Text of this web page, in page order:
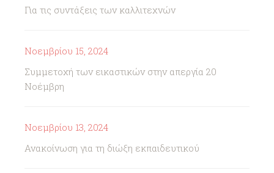
Για τις συντάξεις των καλλιτεχνών
Νοεμβρίου 15, 2024
Συμμετοχή των εικαστικών στην απεργία 20
Νοέμβρη
Νοεμβρίου 13, 2024
Ανακοίνωση για τη διώξη εκπαιδευτικού